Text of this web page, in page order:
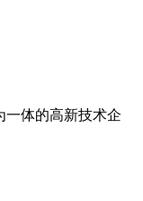
一体的高新技术企